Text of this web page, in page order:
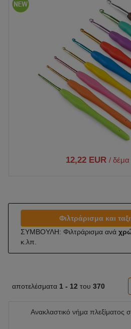
12,22 EUR / δέμα
Φιλτράρισμα και
ΣΥΜΒΟΥΛΗ: Φιλτράρισμα ανά
κ.λπ.
αποτελέσματα 1 - 12 του 370
Ανακλαστικό νήμα πλεξίματος